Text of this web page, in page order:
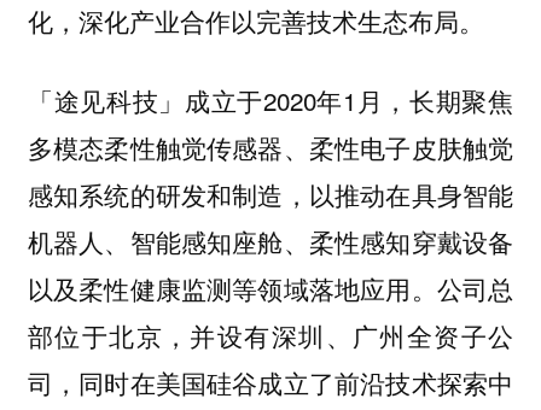
化，深化产业合作以完善技术生态布局。
「途见科技」成立于2020年1月，长期聚焦
多模态柔性触觉传感器、柔性电子皮肤触觉
感知系统的研发和制造，以推动在具身智能
机器人、智能感知座舱、柔性感知穿戴设备
以及柔性健康监测等领域落地应用。公司总
部位于北京，并设有深圳、广州全资子公
司，同时在美国硅谷成立了前沿技术探索中